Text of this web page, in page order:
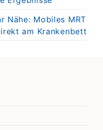
Nähe: Mobiles MRT
am Krankenbett